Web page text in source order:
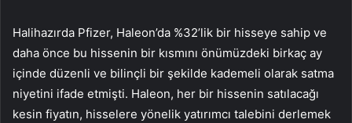
Halihazırda Pfizer, Haleon’da %32’lik bir hisseye sahip ve
daha önce bu hissenin bir kısmını önümüzdeki birkaç ay
içinde düzenli ve bilinçli bir şekilde kademeli olarak satma
niyetini ifade etmişti. Haleon, her bir hissenin satılacağı
kesin fiyatın, hisselere yönelik yatırımcı talebini derlemek